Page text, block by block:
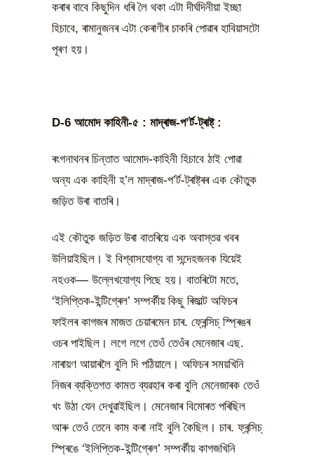
কৰাৰ বাবে কিছুদিন ধৰি লৈ থকা এটা দীৰ্ঘদিনীয়া ইচ্ছা
হিচাবে, ৰামানুজনৰ এটা কেৰাণীৰ চাকৰি পোৱাৰ হাবিয়াসটো
পূৰণ হয়।
D-6 আমোদ কাহিনী-৫ : মাদ্ৰাজ-প’ৰ্ট-ট্ৰাষ্ট্ :
ৰংগনাথনৰ চিন্তাত আমোদ-কাহিনী হিচাবে ঠাই পোৱা
অন্য এক কাহিনী হ’ল মাদ্ৰাজ-প’ৰ্ট-ট্ৰাষ্ট্ৰৰ এক কৌতুক
জড়িত উৰা বাতৰি।
এই কৌতুক জড়িত উৰা বাতৰিয়ে এক অবাস্তৱ খবৰ
উলিয়াইছিল। ই বিশ্বাসযোগ্য বা সন্দেহজনক যিয়েই
নহওক— উল্লেখযোগ্য পিছে হয়। বাতৰিটো মতে,
‘ইলিপ্তিক-ইন্টিগ্ৰেল’ সম্পৰ্কীয় কিছু ৰিজাল্ট অফিচৰ
ফাইলৰ কাগজৰ মাজত চেয়াৰমেন চাৰ. ফ্ৰেন্সিচ্ স্প্ৰিঙৰ
ওচৰ পাইছিল। লগে লগে তেওঁ তেওঁৰ মেনেজাৰ এছ.
নাৰায়ণ আয়াৰলৈ বুলি দি পঠিয়ালে। অফিচৰ সময়খিনি
নিজৰ ব্যক্তিগত কামত ব্যৱহাৰ কৰা বুলি মেনেজাৰক তেওঁ
খং উঠা যেন দেখুৱাইছিল। মেনেজাৰ বিমোৰত পৰিছিল
আৰু তেওঁ তেনে কাম কৰা নাই বুলি কৈছিল। চাৰ. ফ্ৰন্সিচ্
স্প্ৰিঙে ‘ইলিপ্তিক-ইন্টিগ্ৰেল’ সম্পৰ্কীয় কাগজখিনি